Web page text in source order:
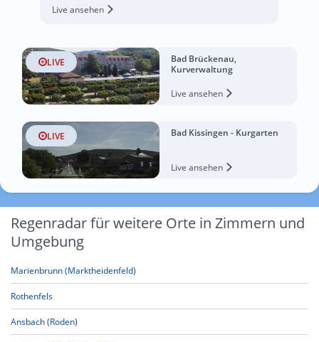
Live ansehen
LIVE
Bad Brückenau,
Kurverwaltung
Live ansehen
LIVE Bad Kissingen - Kurgarten
Live ansehen
Regenradar für weitere Orte in Zimmern und
Umgebung
Marienbrunn (Marktheidenfeld)
Rothenfels
Ansbach (Roden)